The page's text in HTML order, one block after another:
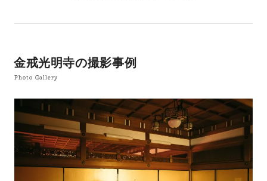
金戒光明寺の撮影事例
Photo Gallery